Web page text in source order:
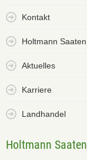
Kontakt
Holtmann Saaten
Aktuelles
Karriere
Landhandel
Holtmann Saaten